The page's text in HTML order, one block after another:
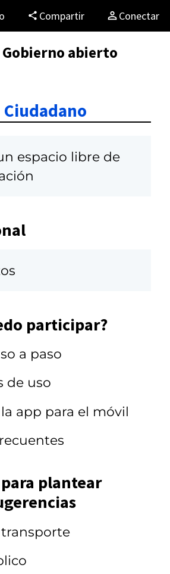
Compartir Conectar
Gobierno abierto
Ciudadano
espacio libre de
participar?
a paso
de uso
app para el móvil
plantear